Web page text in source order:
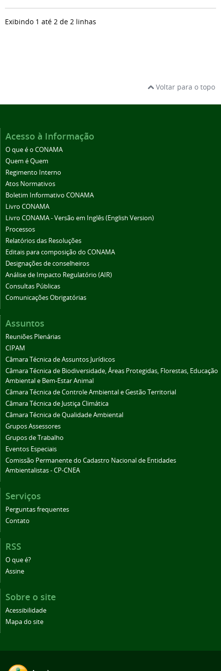
Exibindo 1 até 2 de 2 linhas
Voltar para o topo
Acesso à Informação
O que é o CONAMA
Quem é Quem
Regimento Interno
Atos Normativos
Boletim Informativo CONAMA
Livro CONAMA
Livro CONAMA - Versão em Inglês (English Version)
Processos
Relatórios das Resoluções
Editais para composição do CONAMA
Designações de conselheiros
Análise de Impacto Regulatório (AIR)
Consultas Públicas
Comunicações Obrigatórias
Assuntos
Reuniões Plenárias
CIPAM
Câmara Técnica de Assuntos Jurídicos
Câmara Técnica de Biodiversidade, Áreas Protegidas, Florestas, Educação
Ambiental e Bem-Estar Animal
Câmara Técnica de Controle Ambiental e Gestão Territorial
Câmara Técnica de Justiça Climática
Câmara Técnica de Qualidade Ambiental
Grupos Assessores
Grupos de Trabalho
Eventos Especiais
Comissão Permanente do Cadastro Nacional de Entidades
Ambientalistas - CP-CNEA
Serviços
Perguntas frequentes
Contato
RSS
O que é?
Assine
Sobre o site
Acessibilidade
Mapa do site